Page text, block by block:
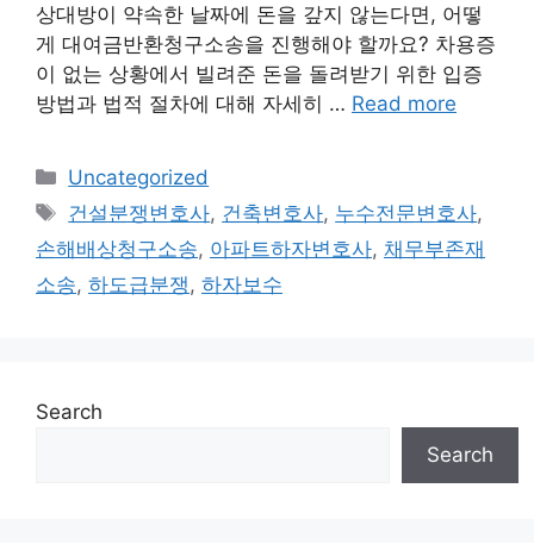
상대방이 약속한 날짜에 돈을 갚지 않는다면, 어떻
게 대여금반환청구소송을 진행해야 할까요? 차용증
이 없는 상황에서 빌려준 돈을 돌려받기 위한 입증
방법과 법적 절차에 대해 자세히 … Read more
Categories
Uncategorized
Tags
건설분쟁변호사, 건축변호사, 누수전문변호사,
손해배상청구소송, 아파트하자변호사, 채무부존재
소송, 하도급분쟁 , 하자보수
Search
Search